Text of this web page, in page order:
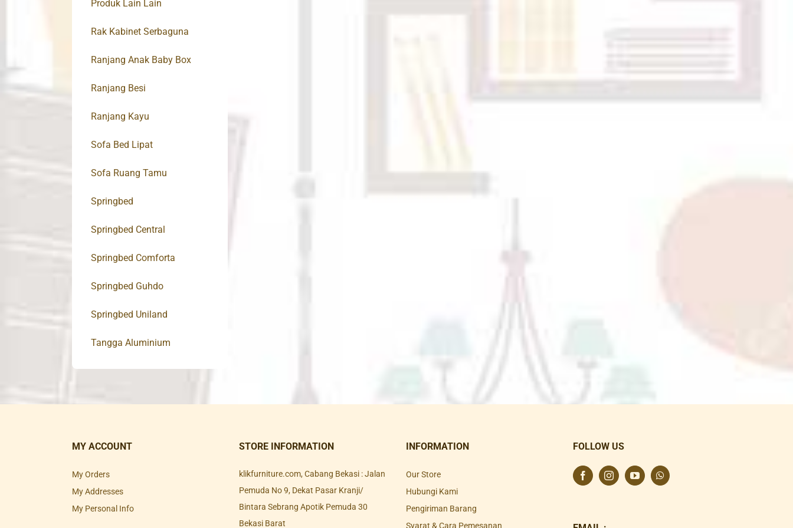
Produk Lain Lain
Rak Kabinet Serbaguna
Ranjang Anak Baby Box
Ranjang Besi
Ranjang Kayu
Sofa Bed Lipat
Sofa Ruang Tamu
Springbed
Springbed Central
Springbed Comforta
Springbed Guhdo
Springbed Uniland
Tangga Aluminium
MY ACCOUNT
My Orders
My Addresses
My Personal Info
STORE INFORMATION
klikfurniture.com, Cabang Bekasi : Jalan
Pemuda No 9, Dekat Pasar Kranji/
Bintara Sebrang Apotik Pemuda 30
Bekasi Barat
INFORMATION
Our Store
Hubungi Kami
Pengiriman Barang
Syarat & Cara Pemesanan
FOLLOW US